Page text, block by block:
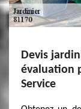
Devis
évaluation
Service